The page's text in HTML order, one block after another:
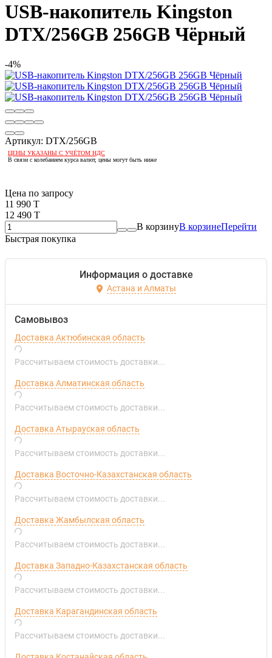
USB-накопитель Kingston
DTX/256GB 256GB Чёрный
-4%
Артикул: DTX/256GB
ЦЕНЫ УКАЗАНЫ С УЧЁТОМ НДС
В связи с колебанием курса валют, цены могут быть ниже
Цена по запросу
11 990 T
12 490 T
В корзинуВ корзинеПерейти
Быстрая покупка
Информация о доставке
Астана и Алматы
Самовывоз
Доставка Актюбинская область
Рассчитываем стоимость доставки...
Доставка Алматинская область
Рассчитываем стоимость доставки...
Доставка Атырауская область
Рассчитываем стоимость доставки...
Доставка Восточно-Казахстанская область
Рассчитываем стоимость доставки...
Доставка Жамбылская область
Рассчитываем стоимость доставки...
Доставка Западно-Казахстанская область
Рассчитываем стоимость доставки...
Доставка Карагандинская область
Рассчитываем стоимость доставки...